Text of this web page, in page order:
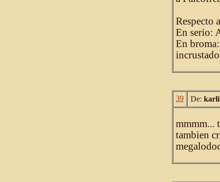
Respecto
En serio:
En
39 De:
mmmm...
tambien